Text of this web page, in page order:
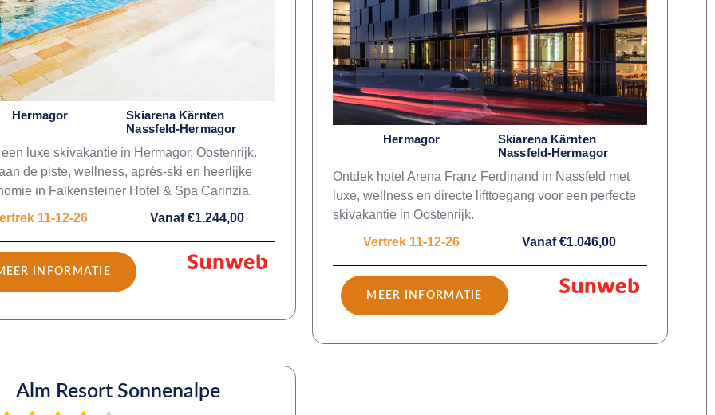
Hermagor
Skiarena Kärnten
Nassfeld-Hermagor
luxe skivakantie in Hermagor, Oostenrijk.
de piste, wellness, après-ski en heerlijke
in Falkensteiner Hotel & Spa Carinzia.
11-12-26
Vanaf €1.244,00
INFORMATIE
Hermagor
Skiarena Kärnten
Nassfeld-Hermagor
Ontdek hotel Arena Franz Ferdinand in Nassfeld met
luxe, wellness en directe lifttoegang voor een perfecte
skivakantie in Oostenrijk.
Vertrek 11-12-26
Vanaf €1.046,00
MEER INFORMATIE
Alm Resort Sonnenalpe